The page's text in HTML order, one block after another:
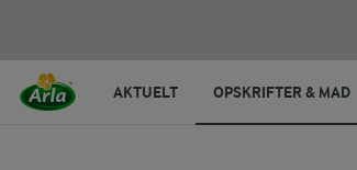
AKTUELT OPSKRIFTER & MAD